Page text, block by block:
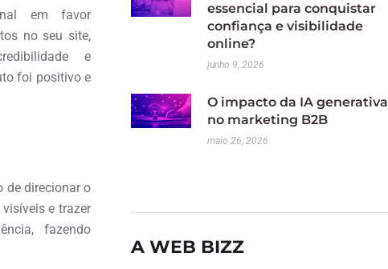
em favor
no seu site,
e
foi positivo e
de direcionar o
e trazer
fazendo
essencial para conquistar
confiança e visibilidade
online?
junho 9, 2026
O impacto da IA generativa
no marketing B2B
maio 26, 2026
A WEB BIZZ